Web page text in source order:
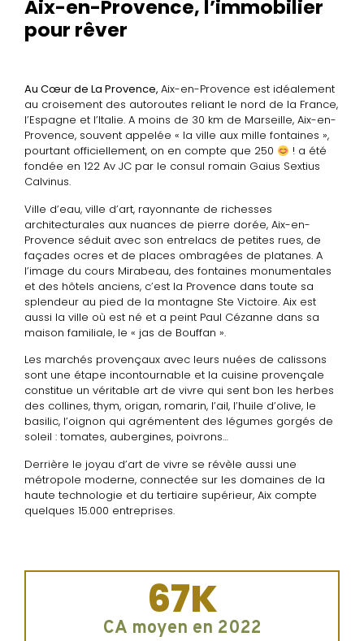
Aix-en-Provence, l’immobilier
pour rêver
Au Cœur de La Provence, Aix-en-Provence est idéalement
au croisement des autoroutes reliant le nord de la France,
l’Espagne et l’Italie. A moins de 30 km de Marseille, Aix-en-
Provence, souvent appelée « la ville aux mille fontaines »,
pourtant officiellement, on en compte que 250
! a été
fondée en 122 Av JC par le consul romain Gaius Sextius
Calvinus.
Ville d’eau, ville d’art, rayonnante de richesses
architecturales aux nuances de pierre dorée, Aix-en-
Provence séduit avec son entrelacs de petites rues, de
façades ocres et de places ombragées de platanes. A
l’image du cours Mirabeau, des fontaines monumentales
et des hôtels anciens, c’est la Provence dans toute sa
splendeur au pied de la montagne Ste Victoire. Aix est
aussi la ville où est né et a peint Paul Cézanne dans sa
maison familiale, le « jas de Bouffan ».
Les marchés provençaux avec leurs nuées de calissons
sont une étape incontournable et la cuisine provençale
constitue un véritable art de vivre qui sent bon les herbes
des collines, thym, origan, romarin, l’ail, l’huile d’olive, le
basilic, l’oignon qui agrémentent des légumes gorgés de
soleil : tomates, aubergines, poivrons…
Derrière le joyau d’art de vivre se révèle aussi une
métropole moderne, connectée sur les domaines de la
haute technologie et du tertiaire supérieur, Aix compte
quelques 15.000 entreprises.
CA moyen en 2022
67K